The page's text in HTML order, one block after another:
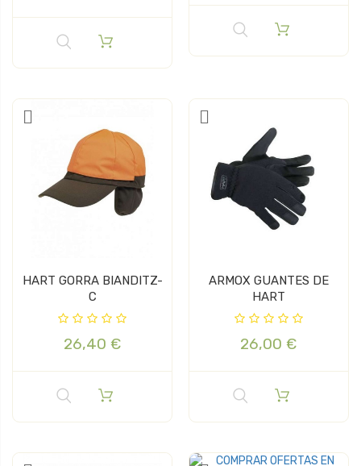
HART GORRA BIANDITZ-
C
26,40 €
ARMOX GUANTES DE
HART
26,00 €